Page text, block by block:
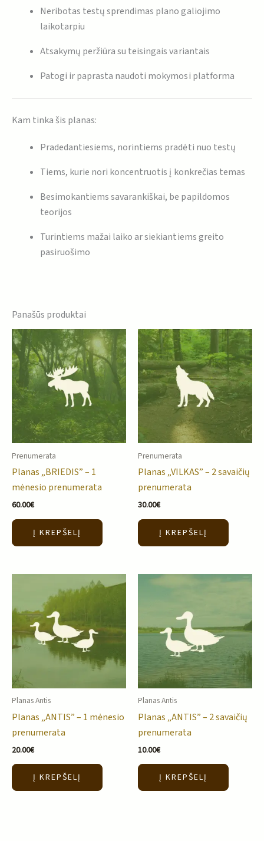
Neribotas testų sprendimas plano galiojimo
laikotarpiu
Atsakymų peržiūra su teisingais variantais
Patogi ir paprasta naudoti mokymosi platforma
Kam tinka šis planas:
Pradedantiesiems, norintiems pradėti nuo testų
Tiems, kurie nori koncentruotis į konkrečias temas
Besimokantiems savarankiškai, be papildomos
teorijos
Turintiems mažai laiko ar siekiantiems greito
pasiruošimo
Panašūs produktai
Prenumerata
Planas „BRIEDIS” – 1
mėnesio prenumerata
60.00€
Į KREPŠELĮ
Prenumerata
Planas „VILKAS” – 2 savaičių
prenumerata
30.00€
Į KREPŠELĮ
Planas Antis
Planas „ANTIS” – 1 mėnesio
prenumerata
20.00€
Į KREPŠELĮ
Planas Antis
Planas „ANTIS” – 2 savaičių
prenumerata
10.00€
Į KREPŠELĮ